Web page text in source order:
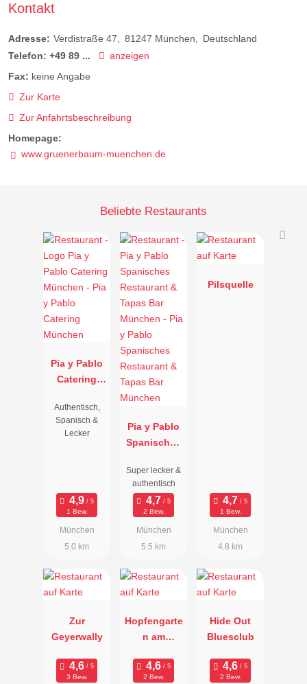
Kontakt
Adresse: Verdistraße 47 81247 München
Deutschland
Telefon: +49 89 ...
anzeigen
Fax: keine Angabe
Zur Karte
Zur Anfahrtsbeschreibung
Homepage:
www.gruenerbaum-muenchen.de
Beliebte Restaurants
Pia y Pablo
Catering
Authentisch,
Spanisch &
Lecker
1 Bew.
München
5.0 km
Pia y Pablo
Spanisches
& Tapas Bar
München
Super lecker &
authentisch
2 Bew.
München
5.5 km
Pilsquelle
1 Bew.
München
4.8 km
Zur
Geyerwally
3 Bew.
Hopfengarte
n am
2 Bew.
Hide Out
Bluesclub
2 Bew.